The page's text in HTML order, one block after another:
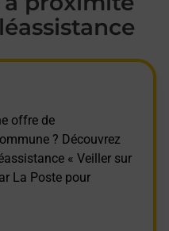
offre de
? Découvrez
« Veiller sur
La Poste pour